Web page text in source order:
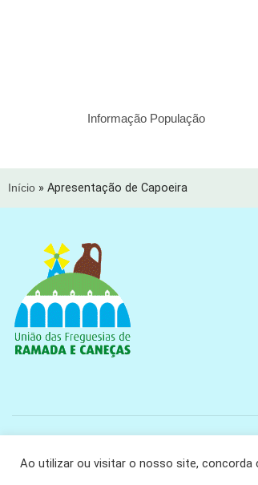
Informação População
Início » Apresentação de Capoeira
Ao utilizar ou visitar o nosso site, concorda